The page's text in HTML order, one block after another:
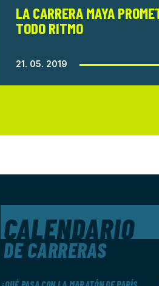
LA CARRERA MAYA
TODO RITMO
21. 05. 2019
CALENDARIO
DE CARRERAS